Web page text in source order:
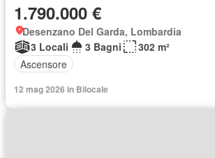
1.790.000 €
Desenzano Del Garda, Lombardia
3 Locali
3 Bagni
302 m²
Ascensore
12 mag 2026 in Bilocale